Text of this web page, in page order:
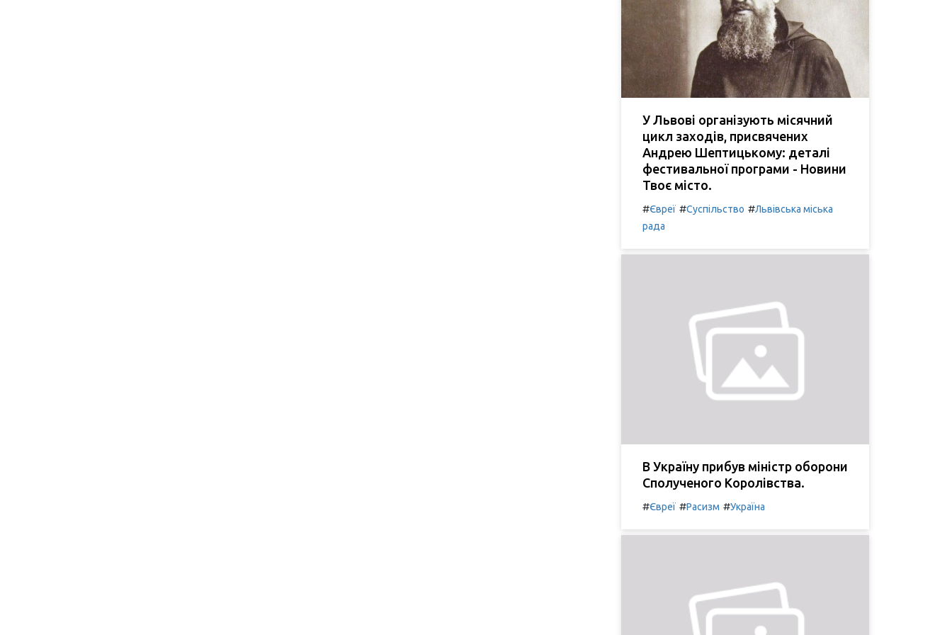
У Львові організують місячний
цикл заходів, присвячених
Андрею Шептицькому: деталі
фестивальної програми - Новини
Твоє місто.
#Євреї #Суспільство #Львівська міська
рада
В Україну прибув міністр оборони
Сполученого Королівства.
#Євреї #Расизм #Україна